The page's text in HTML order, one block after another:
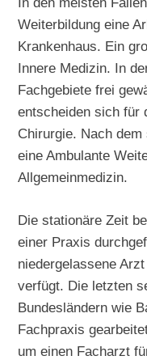
Weiterbildung eine
Krankenhaus. Ein
Innere Medizin. In
Fachgebiete frei
entscheiden sich für
Chirurgie. Nach
eine Ambulante
Allgemeinmedizin.
Die stationäre Zeit
einer Praxis
niedergelassene
verfügt. Die letzten
Bundesländern wie
Fachpraxis
um einen Facharzt